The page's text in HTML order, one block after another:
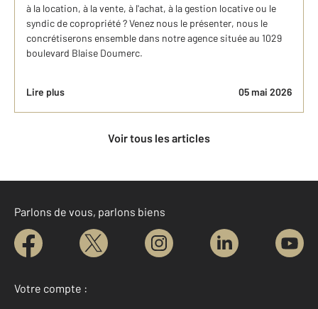
à la location, à la vente, à l'achat, à la gestion locative ou le
syndic de copropriété ? Venez nous le présenter, nous le
concrétiserons ensemble dans notre agence située au 1029
boulevard Blaise Doumerc.
Lire plus 05 mai 2026
Voir tous les articles
Parlons de vous, parlons biens
Votre compte :